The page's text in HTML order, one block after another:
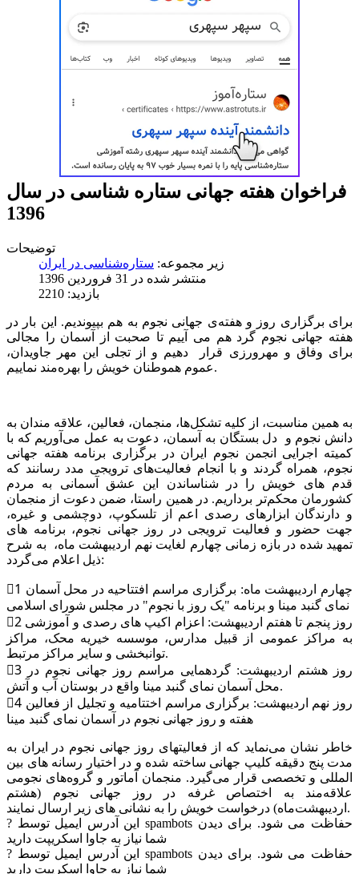
فراخوان هفته جهانی ستاره‌ شناسی در سال
1396
توضیحات
زیر مجموعه: ستاره‌شناسی در ایران
منتشر شده در 31 فروردين 1396
بازدید: 2210
برای برگزاری روز و هفته‌ی جهانی نجوم به هم بپیوندیم. این بار در
هفته جهانی نجوم گرد هم می آییم تا صحبت از آسمان را مجالی
برای وفاق و مهرورزی قرار دهیم و از تجلی این مهر جاویدان،
عموم هموطنان خویش را بهره‌مند نماییم.
به همین مناسبت، از کلیه تشکل‌ها، منجمان، فعالین، علاقه مندان به
دانش نجوم و دل بستگان به آسمان، دعوت به عمل می‌آوریم که با
کمیته اجرایی انجمن نجوم ایران در برگزاری برنامه هفته جهانی
نجوم، همراه گردند و با انجام فعالیت‌های ترویجی مدد رسانند که
قدم های خویش را در شناساندن این عشق آسمانی به مردم
کشورمان محکم‌تر برداریم. در همین راستا، ضمن دعوت از منجمان
و دارندگان ابزارهای رصدی اعم از تلسکوپ، دوچشمی و غیره،
جهت حضور و فعالیت ترویجی در روز جهانی نجوم، برنامه های
تمهید شده در بازه زمانی چهارم لغایت نهم اردیبهشت ماه، به شرح
ذیل اعلام می‌گردد:
1⃣ چهارم اردیبهشت ماه: برگزاری مراسم افتتاحیه در محل آسمان
نمای گنبد مینا و برنامه "یک روز با نجوم" در مجلس شورای اسلامی
2⃣ روز پنجم تا هفتم اردیبهشت: اعزام اکیپ های رصدی و آموزشی
به مراکز عمومی از قبیل مدارس، موسسه خیریه محک، مراکز
توانبخشی و سایر مراکز مرتبط.
3⃣ روز هشتم اردیبهشت: گردهمایی مراسم روز جهانی نجوم در
محل آسمان نمای گنبد مینا واقع در بوستان آب و آتش.
4⃣ روز نهم اردیبهشت: برگزاری مراسم اختتامیه و تجلیل از فعالین
هفته و روز جهانی نجوم در آسمان نمای گنبد مینا
خاطر نشان می‌نماید که از فعالیتهای روز جهانی نجوم در ایران به
مدت پنج دقیقه کلیپ جهانی ساخته شده و در اختیار رسانه های بین
المللی و تخصصی قرار می‌گیرد. منجمان آماتور و گروه‌های نجومی
علاقه‌مند به اختصاص غرفه در روز جهانی نجوم (هشتم
اردیبهشت‌ماه) درخواست خویش را به نشانی های زیر ارسال نمایند.
? این آدرس ایمیل توسط spambots حفاظت می شود. برای دیدن
شما نیاز به جاوا اسکریپت دارید
? این آدرس ایمیل توسط spambots حفاظت می شود. برای دیدن
شما نیاز به جاوا اسکریپت دارید